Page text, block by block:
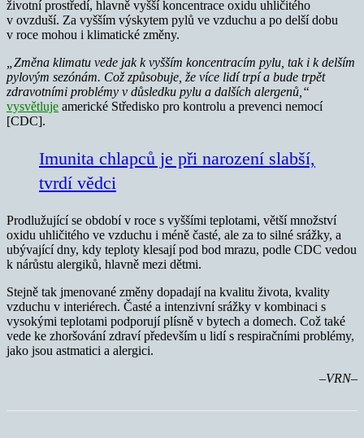
životní prostředí, hlavně vyšší koncentrace oxidu uhličitého
v ovzduší. Za vyšším výskytem pylů ve vzduchu a po delší dobu
v roce mohou i klimatické změny.
„Změna klimatu vede jak k vyšším koncentracím pylu, tak i k delším
pylovým sezónám. Což způsobuje, že více lidí trpí a bude trpět
zdravotními problémy v důsledku pylu a dalších alergenů,“
vysvětluje americké Středisko pro kontrolu a prevenci nemocí
[CDC].
Imunita chlapců je při narození slabší,
tvrdí vědci
Prodlužující se období v roce s vyššími teplotami, větší množství
oxidu uhličitého ve vzduchu i méně časté, ale za to silné srážky, a
ubývající dny, kdy teploty klesají pod bod mrazu, podle CDC vedou
k nárůstu alergiků, hlavně mezi dětmi.
Stejně tak jmenované změny dopadají na kvalitu života, kvality
vzduchu v interiérech. Časté a intenzivní srážky v kombinaci s
vysokými teplotami podporují plísně v bytech a domech. Což také
vede ke zhoršování zdraví především u lidí s respiračními problémy,
jako jsou astmatici a alergici.
–VRN–